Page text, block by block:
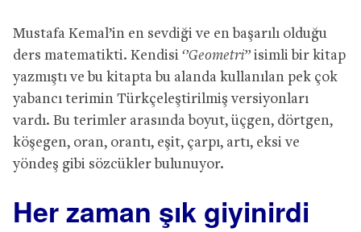
Mustafa Kemal’in en sevdiği ve en başarılı olduğu
ders matematikti. Kendisi ‘’Geometri’’ isimli bir kitap
yazmıştı ve bu kitapta bu alanda kullanılan pek çok
yabancı terimin Türkçeleştirilmiş versiyonları
vardı. Bu terimler arasında boyut, üçgen, dörtgen,
köşegen, oran, orantı, eşit, çarpı, artı, eksi ve
yöndeş gibi sözcükler bulunuyor.
Her zaman şık giyinirdi